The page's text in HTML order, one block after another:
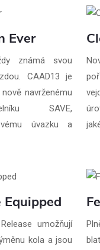
Ever
známá svou
CAAD13 je
navrženému
SAVE,
úvazku a
Equipped
umožňují
kola a jsou